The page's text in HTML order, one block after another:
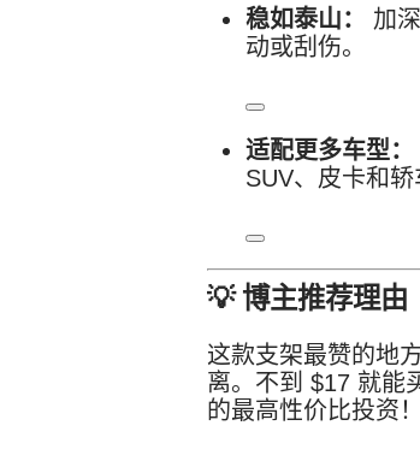
稳如泰山：
加
动或刮伤。
适配更多车型：
SUV、皮卡和轿
💡博主推荐理由
这款支架最赞的地
离。不到 $17 就能
的最高性价比投资！